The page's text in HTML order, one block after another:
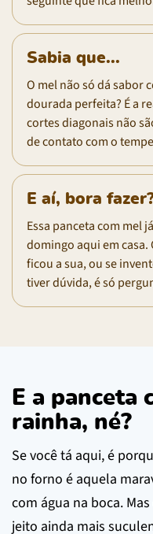
Sabia que...
O mel não só dá sabor
dourada perfeita? É a
cortes diagonais não
de contato com o
E aí, bora
Essa panceta com mel
domingo aqui em
ficou a sua, ou se
tiver dúvida, é só
E a panceta
rainha, né?
Se você tá aqui, é
no forno é aquela
com água na boca.
jeito ainda mais